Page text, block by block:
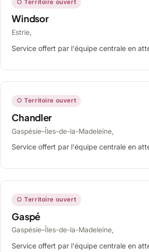
○ Territoire ouvert
Windsor
Estrie,
Service offert par l'équipe centrale en
○ Territoire ouvert
Chandler
Gaspésie–Îles-de-la-Madeleine,
Service offert par l'équipe centrale en
○ Territoire ouvert
Gaspé
Gaspésie–Îles-de-la-Madeleine,
Service offert par l'équipe centrale en